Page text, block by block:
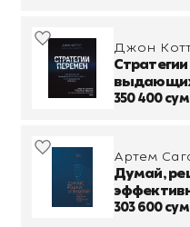
Джон
350 400 сум
Артем
Думай,
303 600 сум